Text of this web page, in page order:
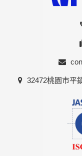
32472桃園市平